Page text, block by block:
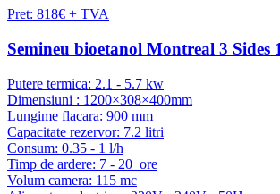
Pret: 818€ + TVA
Semineu bioetanol Montreal 3 Sides
Putere termica: 2.1 - 5.7 kw
Dimensiuni : 1200×308×400mm
Lungime flacara: 900 mm
Capacitate rezervor: 7.2 litri
Consum: 0.35 - 1 l/h
Timp de ardere: 7 - 20 ore
Volum camera: 115 mc